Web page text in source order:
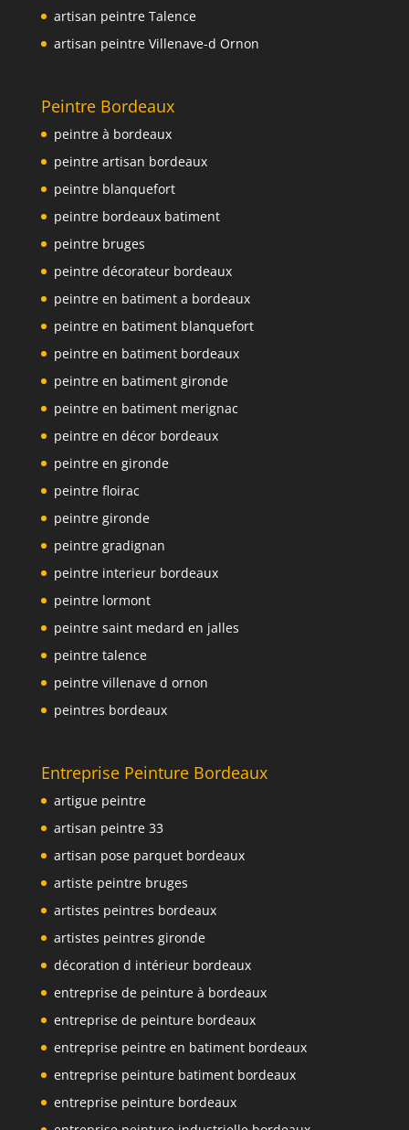
artisan peintre Talence
artisan peintre Villenave-d Ornon
Peintre Bordeaux
peintre à bordeaux
peintre artisan bordeaux
peintre blanquefort
peintre bordeaux batiment
peintre bruges
peintre décorateur bordeaux
peintre en batiment a bordeaux
peintre en batiment blanquefort
peintre en batiment bordeaux
peintre en batiment gironde
peintre en batiment merignac
peintre en décor bordeaux
peintre en gironde
peintre floirac
peintre gironde
peintre gradignan
peintre interieur bordeaux
peintre lormont
peintre saint medard en jalles
peintre talence
peintre villenave d ornon
peintres bordeaux
Entreprise Peinture Bordeaux
artigue peintre
artisan peintre 33
artisan pose parquet bordeaux
artiste peintre bruges
artistes peintres bordeaux
artistes peintres gironde
décoration d intérieur bordeaux
entreprise de peinture à bordeaux
entreprise de peinture bordeaux
entreprise peintre en batiment bordeaux
entreprise peinture batiment bordeaux
entreprise peinture bordeaux